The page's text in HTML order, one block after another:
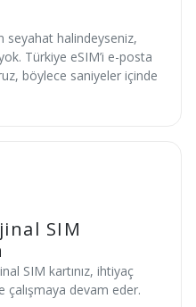
seyahat halindeyseniz,
Türkiye eSIM’i e-posta
böylece saniyeler içinde
SIM
SIM kartınız, ihtiyaç
çalışmaya devam eder.